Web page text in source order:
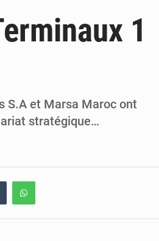
chantier du siège de l’Assemblée
1
S.A et Marsa Maroc ont
stratégique…